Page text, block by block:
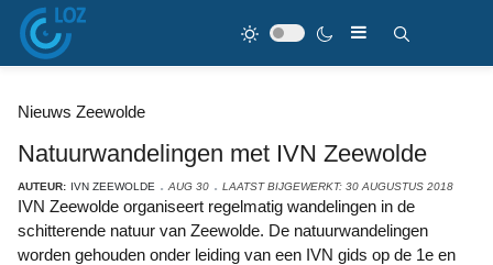
Nieuws Zeewolde
Natuurwandelingen met IVN Zeewolde
AUTEUR: IVN ZEEWOLDE AUG 30 LAATST BIJGEWERKT: 30 AUGUSTUS 2018
IVN Zeewolde organiseert regelmatig wandelingen in de
schitterende natuur van Zeewolde. De natuurwandelingen
worden gehouden onder leiding van een IVN gids op de 1e en